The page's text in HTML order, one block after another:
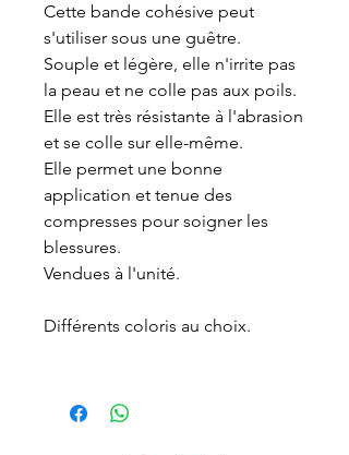
Cette bande cohésive peut
s'utiliser sous une guêtre.
Souple et légère, elle n'irrite pas
la peau et ne colle pas aux poils.
Elle est très résistante à l'abrasion
et se colle sur elle-même.
Elle permet une bonne
application et tenue des
compresses pour soigner les
blessures.
Vendues à l'unité.
Différents coloris au choix.